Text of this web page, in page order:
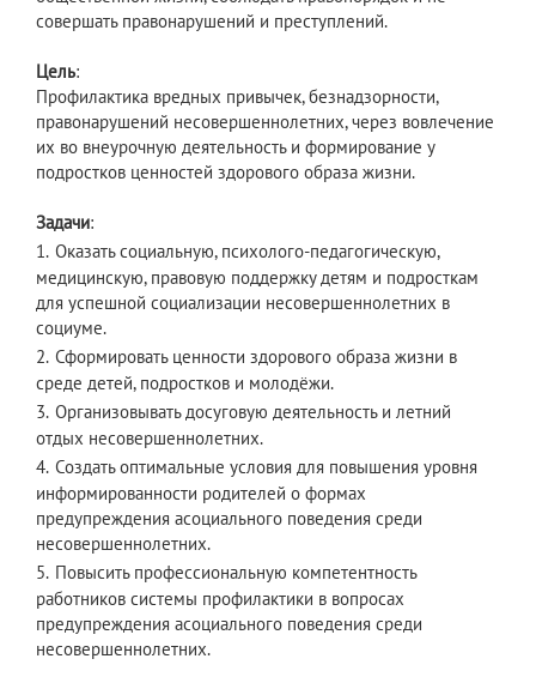
совершать правонарушений и преступлений.
Цель:
Профилактика вредных привычек, безнадзорности,
правонарушений несовершеннолетних, через вовлечение
их во внеурочную деятельность и формирование у
подростков ценностей здорового образа жизни.
Задачи:
1. Оказать социальную, психолого-педагогическую,
медицинскую, правовую поддержку детям и подросткам
для успешной социализации несовершеннолетних в
социуме.
2. Сформировать ценности здорового образа жизни в
среде детей, подростков и молодёжи.
3. Организовывать досуговую деятельность и летний
отдых несовершеннолетних.
4. Создать оптимальные условия для повышения уровня
информированности родителей о формах
предупреждения асоциального поведения среди
несовершеннолетних.
5. Повысить профессиональную компетентность
работников системы профилактики в вопросах
предупреждения асоциального поведения среди
несовершеннолетних.